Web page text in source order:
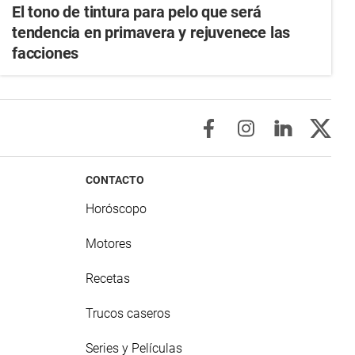
El tono de tintura para pelo que será
tendencia en primavera y rejuvenece las
facciones
CONTACTO
Horóscopo
Motores
Recetas
Trucos caseros
Series y Películas